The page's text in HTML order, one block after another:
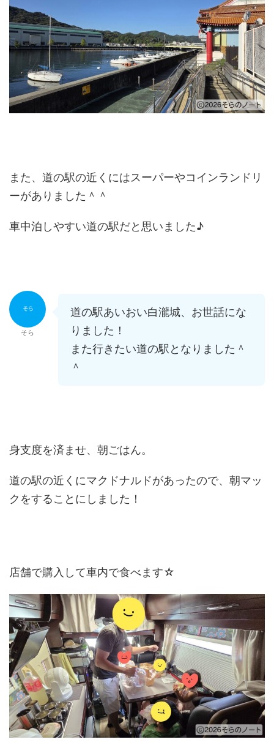
また、道の駅の近くにはスーパーやコインランドリ
ーがありました＾＾
車中泊しやすい道の駅だと思いました♪
そら
道の駅あいおい白瀧城、お世話にな
りました！
また行きたい道の駅となりました＾
＾
身支度を済ませ、朝ごはん。
道の駅の近くにマクドナルドがあったので、朝マッ
クをすることにしました！
店舗で購入して車内で食べます☆